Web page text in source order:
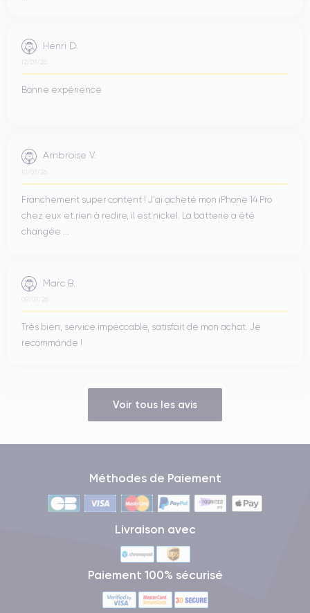
Henri D.
12/07/26
Bonne expérience
Ambroise V.
10/07/26
Franchement super content ! J'ai acheté mon iPhone 14 Pro
chez eux et rien à redire, il est nickel. La batterie a été
changée ...
Marc B.
09/07/26
Très bien, service impeccable, satisfait de mon achat. Je
recommande !
Voir tous les avis
Méthodes de Paiement
Livraison avec
Paiement 100% sécurisé